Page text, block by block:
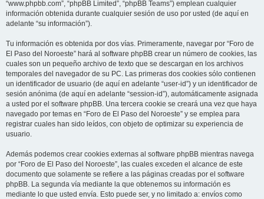
“www.phpbb.com”, “phpBB Limited”, “phpBB Teams”) emplean cualquier
información obtenida durante cualquier sesión de uso por usted (de aquí en
adelante “su información”).
Tu información es obtenida por dos vías. Primeramente, navegar por “Foro de
El Paso del Noroeste” hará al software phpBB crear un número de cookies, las
cuales son un pequeño archivo de texto que se descargan en los archivos
temporales del navegador de su PC. Las primeras dos cookies sólo contienen
un identificador de usuario (de aquí en adelante “user-id”) y un identificador de
sesión anónima (de aquí en adelante “session-id”), automáticamente asignada
a usted por el software phpBB. Una tercera cookie se creará una vez que haya
navegado por temas en “Foro de El Paso del Noroeste” y se emplea para
registrar cuales han sido leídos, con objeto de optimizar su experiencia de
usuario.
Además podemos crear cookies externas al software phpBB mientras navega
por “Foro de El Paso del Noroeste”, las cuales exceden el alcance de este
documento que solamente se refiere a las páginas creadas por el software
phpBB. La segunda vía mediante la que obtenemos su información es
mediante lo que usted envía. Esto puede ser, y no limitado a: envíos como